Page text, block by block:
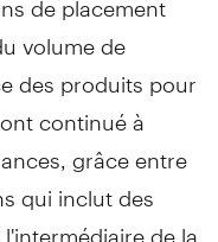
volume de
des produits pour
continué à
grâce entre
qui inclut des
de la